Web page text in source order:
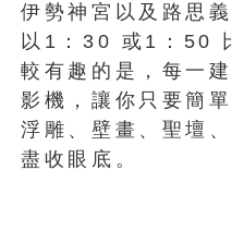
伊勢神宮以及路思
以1：30 或1：50
較有趣的是，每一
影機，讓你只要簡
浮雕、壁畫、聖壇
盡收眼底。